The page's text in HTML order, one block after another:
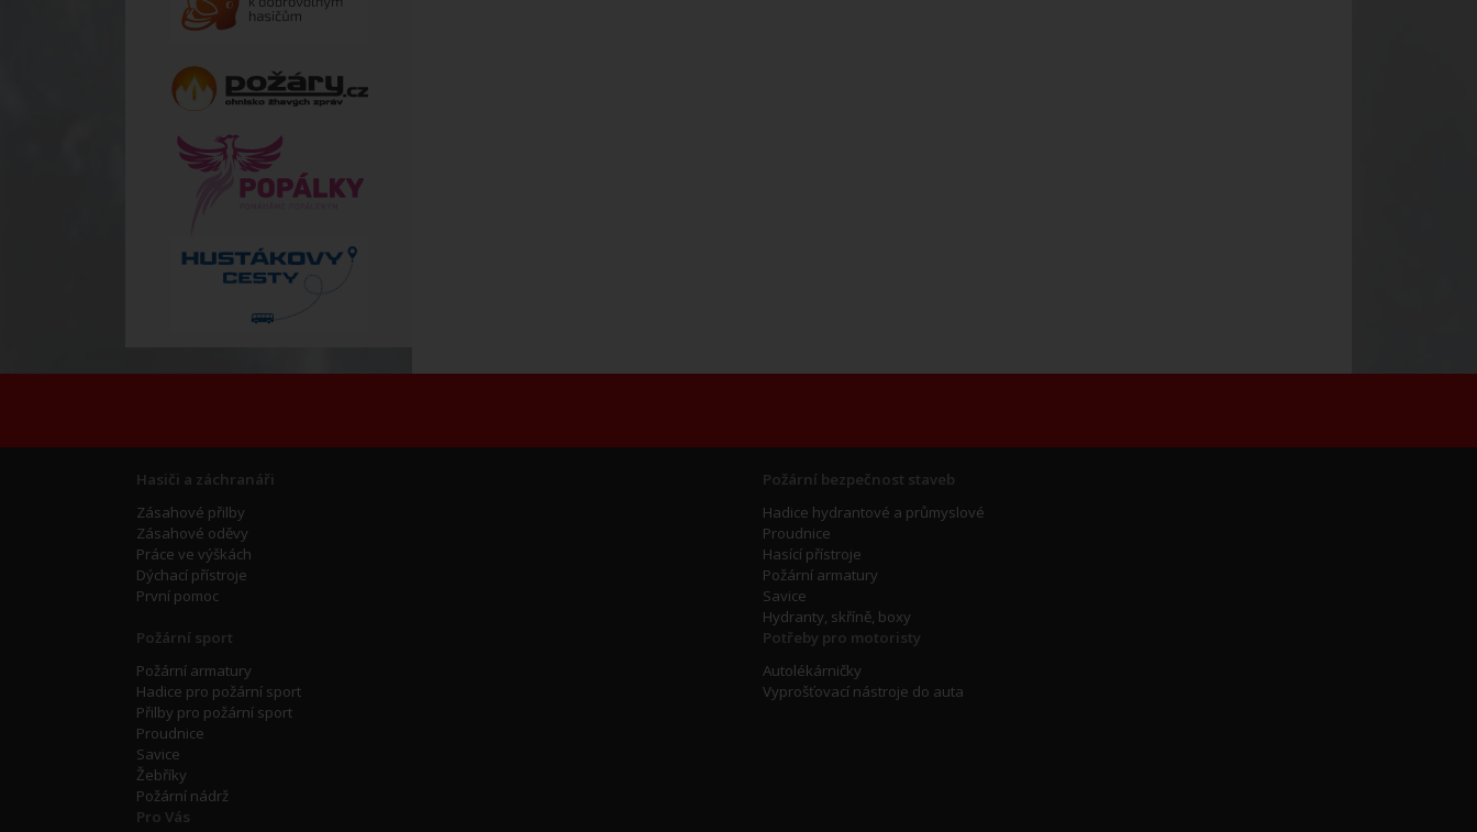
Hasiči a záchranáři
Zásahové přilby
Zásahové oděvy
Práce ve výškách
Dýchací přístroje
První pomoc
Požární bezpečnost staveb
Hadice hydrantové a průmyslové
Proudnice
Hasící přístroje
Požární armatury
Savice
Hydranty, skříně, boxy
Požární sport
Požární armatury
Hadice pro požární sport
Přilby pro požární sport
Proudnice
Savice
Žebříky
Požární nádrž
Potřeby pro motoristy
Autolékárničky
Vyprošťovací nástroje do auta
Pro Vás